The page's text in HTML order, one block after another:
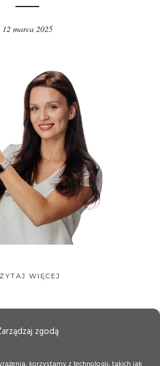
zgodą
12 marca 2025
WIĘCEJ